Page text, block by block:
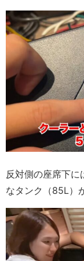
反対側の座席下に
なタンク（85L）